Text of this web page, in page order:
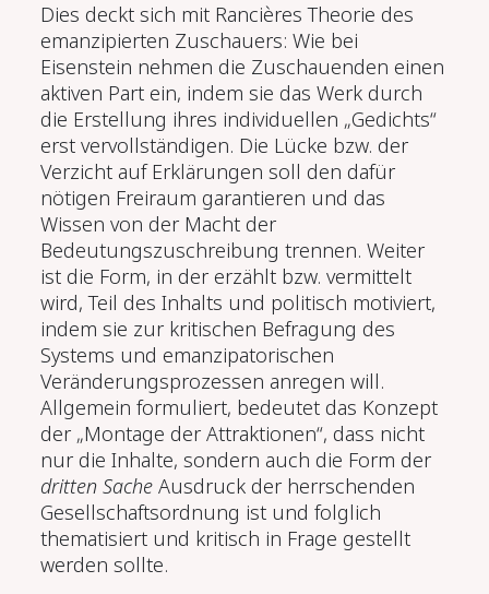
Dies deckt sich mit Rancières Theorie des
emanzipierten Zuschauers: Wie bei
Eisenstein nehmen die Zuschauenden einen
aktiven Part ein, indem sie das Werk durch
die Erstellung ihres individuellen „Gedichts“
erst vervollständigen. Die Lücke bzw. der
Verzicht auf Erklärungen soll den dafür
nötigen Freiraum garantieren und das
Wissen von der Macht der
Bedeutungszuschreibung trennen. Weiter
ist die Form, in der erzählt bzw. vermittelt
wird, Teil des Inhalts und politisch motiviert,
indem sie zur kritischen Befragung des
Systems und emanzipatorischen
Veränderungsprozessen anregen will.
Allgemein formuliert, bedeutet das Konzept
der „Montage der Attraktionen“, dass nicht
nur die Inhalte, sondern auch die Form der
dritten Sache Ausdruck der herrschenden
Gesellschaftsordnung ist und folglich
thematisiert und kritisch in Frage gestellt
werden sollte.